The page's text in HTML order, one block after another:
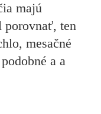
majú
porovnať, ten
mesačné
a a